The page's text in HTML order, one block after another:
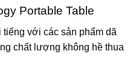
Portable Table
với các sản phẩm dã
chất lượng không hề thua